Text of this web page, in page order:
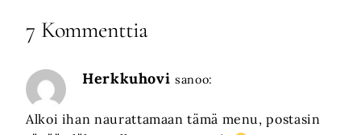
7 Kommenttia
Herkkuhovi sanoo:
Alkoi ihan naurattamaan tämä menu, postasin